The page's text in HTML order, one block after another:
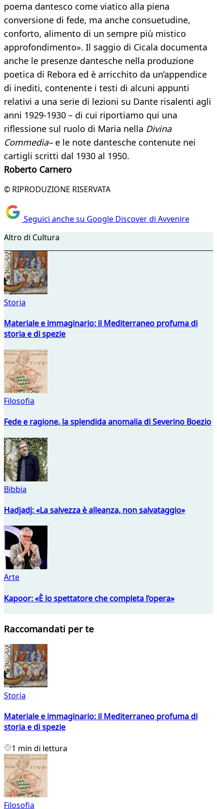
poema dantesco come viatico alla piena
conversione di fede, ma anche consuetudine,
conforto, alimento di un sempre più mistico
approfondimento». Il saggio di Cicala documenta
anche le presenze dantesche nella produzione
poetica di Rebora ed è arricchito da un’appendice
di inediti, contenente i testi di alcuni appunti
relativi a una serie di lezioni su Dante risalenti agli
anni 1929-1930 – di cui riportiamo qui una
riflessione sul ruolo di Maria nella Divina
Commedia–e le note dantesche contenute nei
cartigli scritti dal 1930 al 1950.
Roberto Carnero
© RIPRODUZIONE RISERVATA
Seguici anche su Google Discover di Avvenire
Altro di Cultura
Storia
Materiale e immaginario: il Mediterraneo profuma di
storia e di spezie
Filosofia
Fede e ragione, la splendida anomalia di Severino Boezio
Bibbia
Hadjadj: «La salvezza è alleanza, non salvataggio»
Arte
Kapoor: «È lo spettatore che completa l’opera»
Raccomandati per te
Storia
Materiale e immaginario: il Mediterraneo profuma di
storia e di spezie
1 min di lettura
Filosofia